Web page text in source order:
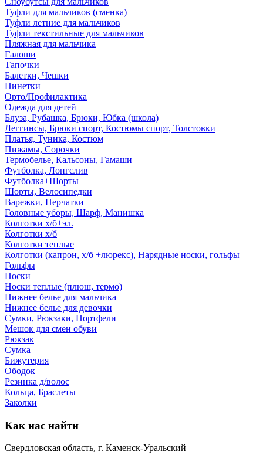
Туфли для мальчиков (сменка)
Туфли летние для мальчиков
Туфли текстильные для мальчиков
Пляжная для мальчика
Галоши
Тапочки
Балетки, Чешки
Пинетки
Орто/Профилактика
Одежда для детей
Блуза, Рубашка, Брюки, Юбка (школа)
Леггинсы, Брюки спорт, Костюмы спорт, Толстовки
Платья, Туника, Костюм
Пижамы, Сорочки
Термобелье, Кальсоны, Гамаши
Футболка, Лонгслив
Футболка+Шорты
Шорты, Велосипедки
Варежки, Перчатки
Головные уборы, Шарф, Манишка
Колготки х/б+эл.
Колготки х/б
Колготки теплые
Колготки (капрон, х/б +люрекс), Нарядные носки, гольфы
Гольфы
Носки
Носки теплые (плюш, термо)
Нижнее белье для мальчика
Нижнее белье для девочки
Сумки, Рюкзаки, Портфели
Мешок для смен обуви
Рюкзак
Сумка
Бижутерия
Ободок
Резинка д/волос
Кольца, Браслеты
Заколки
Как нас найти
Свердловская область, г. Каменск-Уральский